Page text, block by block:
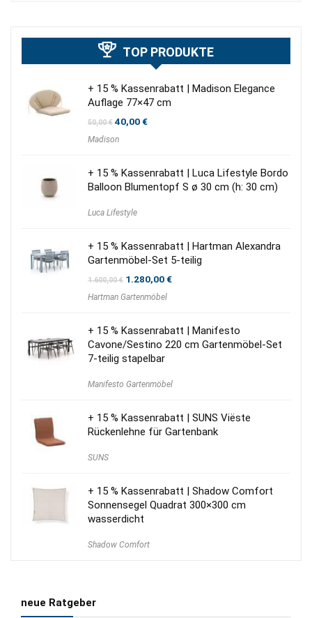
TOP PRODUKTE
+ 15 % Kassenrabatt | Madison Elegance
Auflage 77×47 cm
50,00€ Ursprünglicher
war:
40,00€Aktueller
Madison
+ 15 % Kassenrabatt | Luca Lifestyle Bordo
Balloon Blumentopf S ø 30 cm (h: 30 cm)
Luca Lifestyle
+ 15 % Kassenrabatt | Hartman Alexandra
Gartenmöbel-Set 5-teilig
1.600,00€ Ursprünglicher
war:
1.280,00€Aktueller
Hartman Gartenmöbel
+ 15 % Kassenrabatt | Manifesto
Cavone/Sestino 220 cm Gartenmöbel-Set
7-teilig stapelbar
Manifesto Gartenmöbel
+ 15 % Kassenrabatt | SUNS Viëste
Rückenlehne für Gartenbank
SUNS
+ 15 % Kassenrabatt | Shadow Comfort
Sonnensegel Quadrat 300×300 cm
wasserdicht
Shadow Comfort
neue Ratgeber